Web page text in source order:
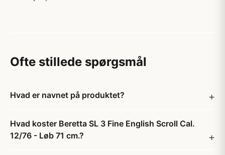
Ofte stillede spørgsmål
Hvad er navnet på produktet?
Hvad koster Beretta SL 3 Fine English Scroll Cal.
12/76 - Løb 71 cm.?